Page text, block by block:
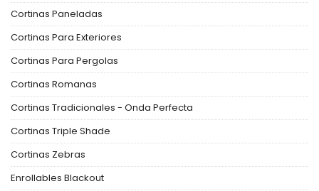
Cortinas Paneladas
Cortinas Para Exteriores
Cortinas Para Pergolas
Cortinas Romanas
Cortinas Tradicionales - Onda Perfecta
Cortinas Triple Shade
Cortinas Zebras
Enrollables Blackout